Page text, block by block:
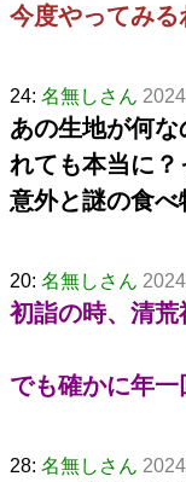
今度やってみる
24: 名無しさん
あの生地が何
れても本当に？
意外と謎の食べ
20: 名無しさん
初詣の時、清
でも確かに年
28: 名無しさん